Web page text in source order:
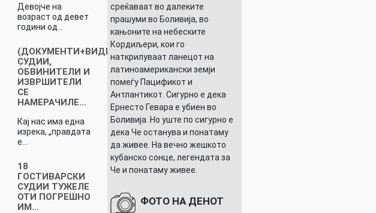
Девојче на
возраст од девет
години од…
(ДОКУМЕНТИ+ВИДЕО)
СУДИИ,
ОБВИНИТЕЛИ И
ИЗВРШИТЕЛИ
СЕ
НАМЕРАЧИЛЕ…
Кај нас има една
изрека, „правдата
е…
18
ГОСТИВАРСКИ
СУДИИ ТУЖЕЛЕ
ОТИ ПОГРЕШНО
ИМ…
среќаваат во далеките
прашуми во Боливија, во
кањоните на небеските
Кордиљери, кои го
наткрилуваат ланецот на
латиноамерикански земји
помеѓу Пацификот и
Антлантикот. Сигурно е дека
Ернесто Гевара е убиен во
Боливија. Но уште по сигурно е
дека Че останува и понатаму
да живее. На вечно жешкото
кубанско сонце, легендата за
Че и понатаму живее.
ФОТО НА ДЕНОТ